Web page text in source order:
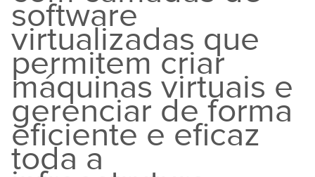
software
virtualizadas que
permitem criar
máquinas virtuais e
gerenciar de forma
eficiente e eficaz
toda a